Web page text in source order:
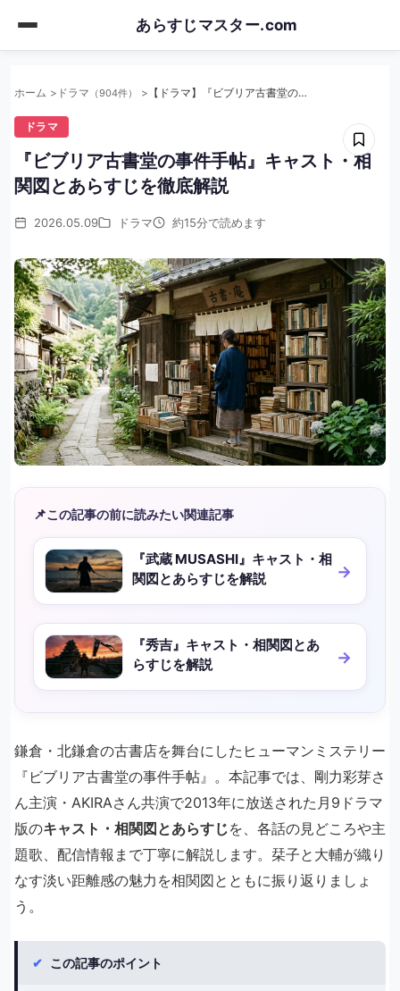
content
あらすじマスター.com
ホーム ドラマ （904件） 【ドラマ】『ビブリア古書堂の事件手帖』キャスト・相関図とあらすじを徹底解説
ドラマ
『ビブリア古書堂の事件手帖』キャスト・相
関図とあらすじを徹底解説
2026.05.09 ドラマ 約15分で読めます
📌この記事の前に読みたい関連記事
『武蔵 MUSASHI』キャスト・相
関図とあらすじを解説
『秀吉』キャスト・相関図とあ
らすじを解説
鎌倉・北鎌倉の古書店を舞台にしたヒューマンミステリー
『ビブリア古書堂の事件手帖』。本記事では、剛力彩芽さ
ん主演・AKIRAさん共演で2013年に放送された月9ドラマ
版のキャスト・相関図とあらすじを、各話の見どころや主
題歌、配信情報まで丁寧に解説します。栞子と大輔が織り
なす淡い距離感の魅力を相関図とともに振り返りましょ
う。
✔ この記事のポイント